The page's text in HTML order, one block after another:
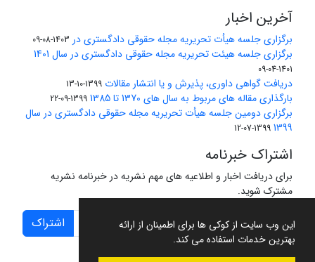
این وب سایت از کوکی ها برای اطمینان از ارائه
بهترین خدمات استفاده می کند.
آخرین اخبار
برگزاری جلسه هیأت تحریریه مجله حقوقی دادگستری در 1403-08-09
برگزاری جلسه هیئت تحریریه مجله حقوقی دادگستری در سال 1401
1401-04-09
دریافت گواهی داوری، پذیرش و یا انتشار مقالات 1399-10-13
بارگذاری مقاله های مربوط به سال های 1370 تا 1385 1399-09-22
برگزاری دومین جلسه هیأت تحریریه مجله حقوقی دادگستری در سال
1399
1399-07-12
اشتراک خبرنامه
برای دریافت اخبار و اطلاعیه های مهم نشریه در خبرنامه نشریه
مشترک شوید.
اشتراک